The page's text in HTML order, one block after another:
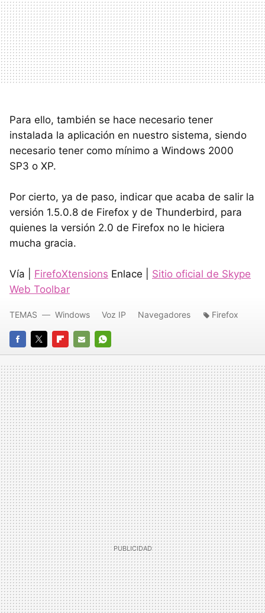
Para ello, también se hace necesario tener
instalada la aplicación en nuestro sistema, siendo
necesario tener como mínimo a Windows 2000
SP3 o XP.
Por cierto, ya de paso, indicar que acaba de salir la
versión 1.5.0.8 de Firefox y de Thunderbird, para
quienes la versión 2.0 de Firefox no le hiciera
mucha gracia.
Vía | FirefoXtensions Enlace | Sitio oficial de Skype
Web Toolbar
FACEBOOK
TWITTERFLIPBOARD
E-
MAIL
WHATSAPP
TEMAS Windows Voz IP Navegadores Firefox